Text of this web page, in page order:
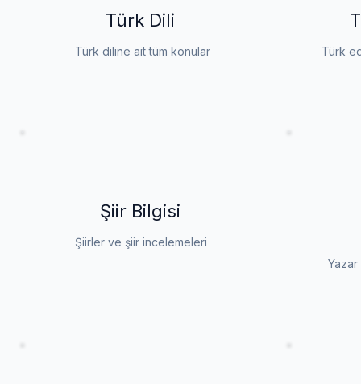
Türk Dili
Türk diline ait tüm konular Türk
Şiir Bilgisi
Şiirler ve şiir incelemeleri